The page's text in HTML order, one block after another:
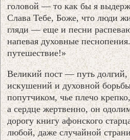
головой — то как бы я
Слава Тебе, Боже, что люди
гляди — еще и песни
напевая духовные
путешествие!»
Великий пост — путь
искушений и духовной
попутчиком, чье плечо
а сердце жертвенно, он
дорогу книгу афонского
любой, даже случайной